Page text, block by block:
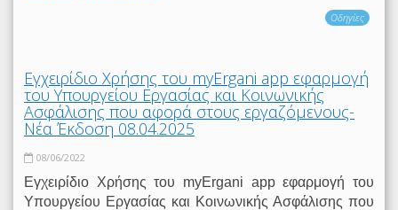
Οδηγίες
Εγχειρίδιο Χρήσης του myΕrgani app εφαρμογή
του Υπουργείου Εργασίας και Κοινωνικής
Ασφάλισης που αφορά στους εργαζόμενους-
Νέα Έκδοση 08.04.2025
08/06/2022
Εγχειρίδιο Χρήσης του myΕrgani app εφαρμογή του
Υπουργείου Εργασίας και Κοινωνικής Ασφάλισης που